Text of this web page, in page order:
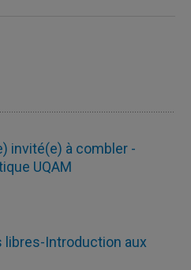
invité(e) à combler -
UQAM
Introduction aux